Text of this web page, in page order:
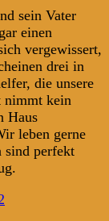
sein Vater
einen
vergewissert,
drei in
die unsere
nimmt kein
Haus
leben gerne
sind perfekt